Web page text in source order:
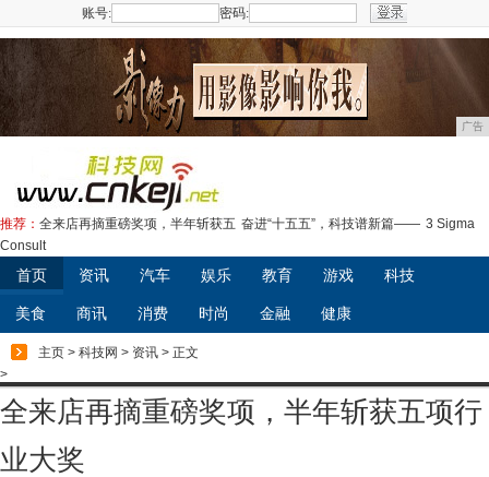
账号: 密码:
广告
推荐： 全来店再摘重磅奖项，半年斩获五 奋进“十五五”，科技谱新篇—— 3 Sigma
Consult
首页 资讯 汽车 娱乐 教育 游戏 科技
美食 商讯 消费 时尚 金融 健康
主页 > 科技网 > 资讯 > 正文
>
全来店再摘重磅奖项，半年斩获五项行
业大奖